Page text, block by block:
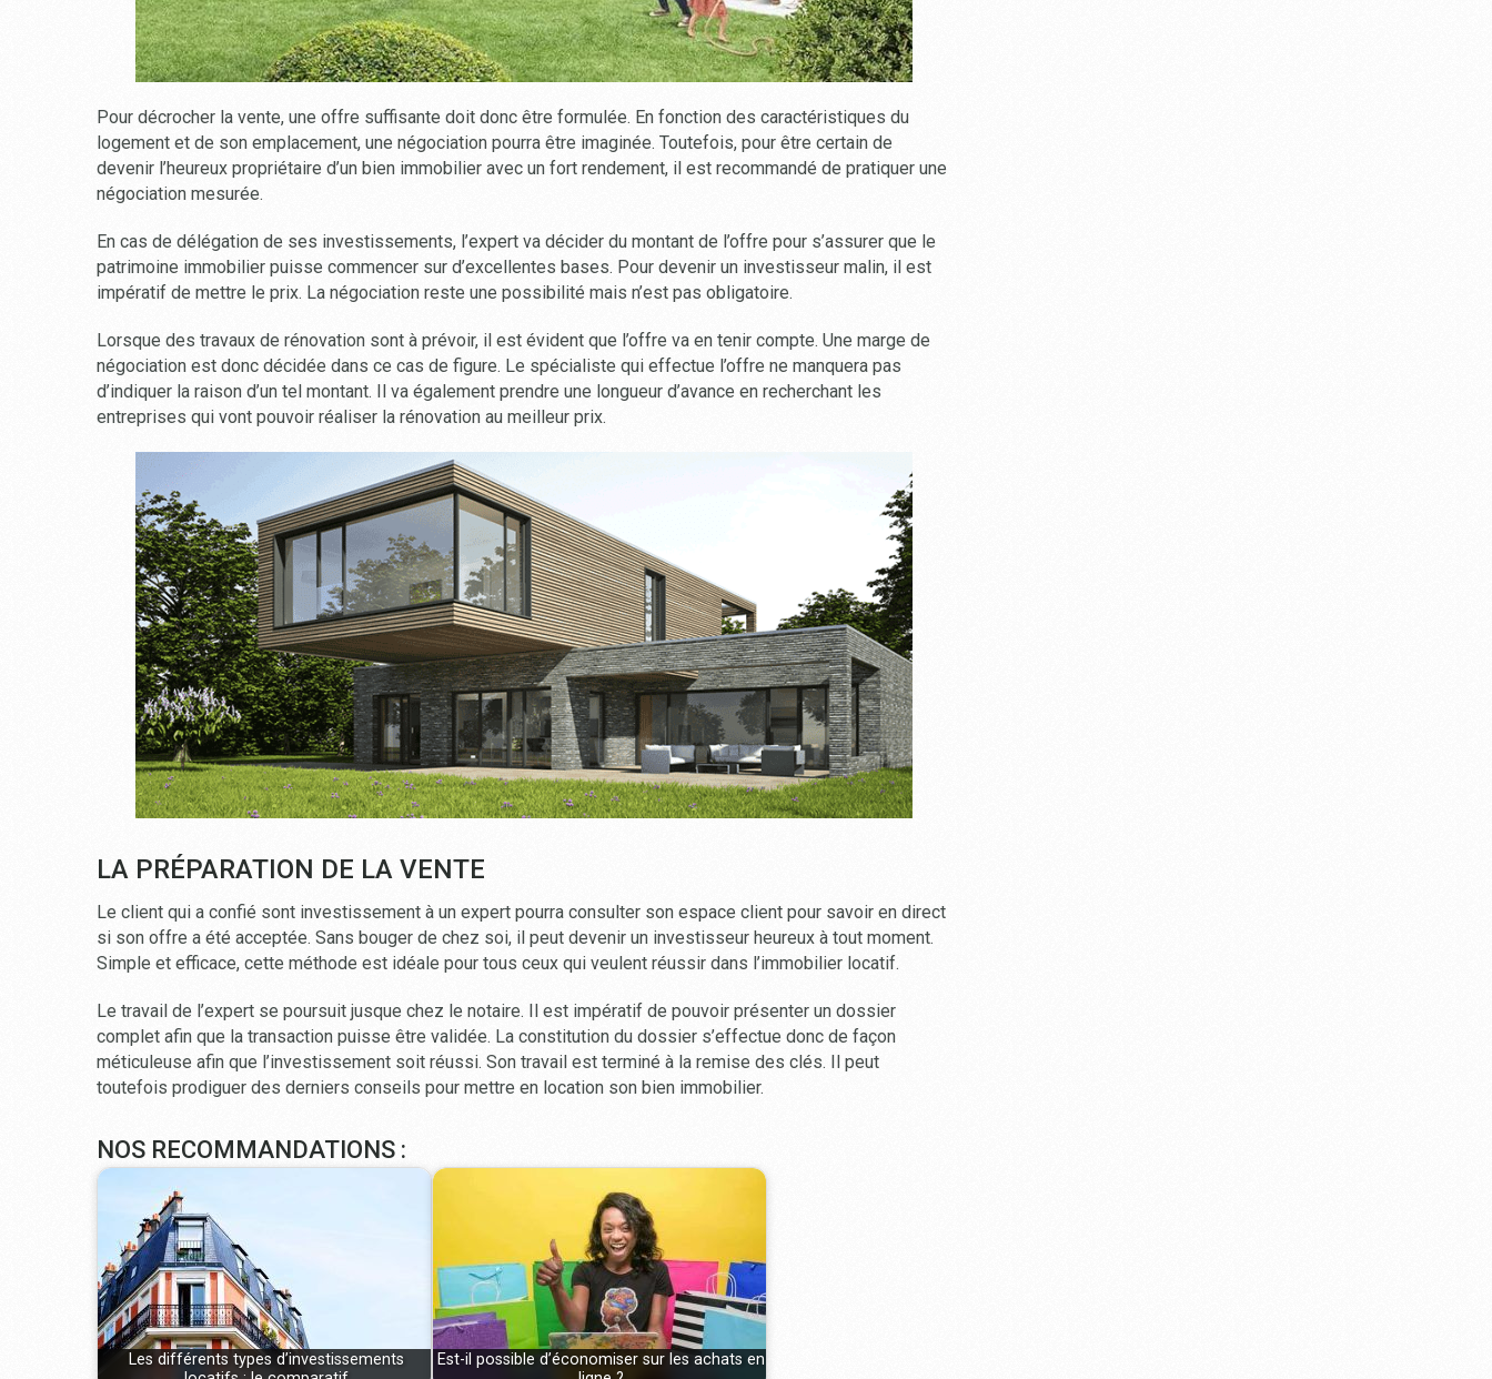
Pour décrocher la vente, une offre suffisante doit donc être formulée. En fonction des caractéristiques du
logement et de son emplacement, une négociation pourra être imaginée. Toutefois, pour être certain de
devenir l’heureux propriétaire d’un bien immobilier avec un fort rendement, il est recommandé de pratiquer une
négociation mesurée.
En cas de délégation de ses investissements, l’expert va décider du montant de l’offre pour s’assurer que le
patrimoine immobilier puisse commencer sur d’excellentes bases. Pour devenir un investisseur malin, il est
impératif de mettre le prix. La négociation reste une possibilité mais n’est pas obligatoire.
Lorsque des travaux de rénovation sont à prévoir, il est évident que l’offre va en tenir compte. Une marge de
négociation est donc décidée dans ce cas de figure. Le spécialiste qui effectue l’offre ne manquera pas
d’indiquer la raison d’un tel montant. Il va également prendre une longueur d’avance en recherchant les
entreprises qui vont pouvoir réaliser la rénovation au meilleur prix.
LA PRÉPARATION DE LA VENTE
Le client qui a confié sont investissement à un expert pourra consulter son espace client pour savoir en direct
si son offre a été acceptée. Sans bouger de chez soi, il peut devenir un investisseur heureux à tout moment.
Simple et efficace, cette méthode est idéale pour tous ceux qui veulent réussir dans l’immobilier locatif.
Le travail de l’expert se poursuit jusque chez le notaire. Il est impératif de pouvoir présenter un dossier
complet afin que la transaction puisse être validée. La constitution du dossier s’effectue donc de façon
méticuleuse afin que l’investissement soit réussi. Son travail est terminé à la remise des clés. Il peut
toutefois prodiguer des derniers conseils pour mettre en location son bien immobilier.
NOS RECOMMANDATIONS :
Les différents types d’investissements
Est-il possible d’économiser sur les achats en